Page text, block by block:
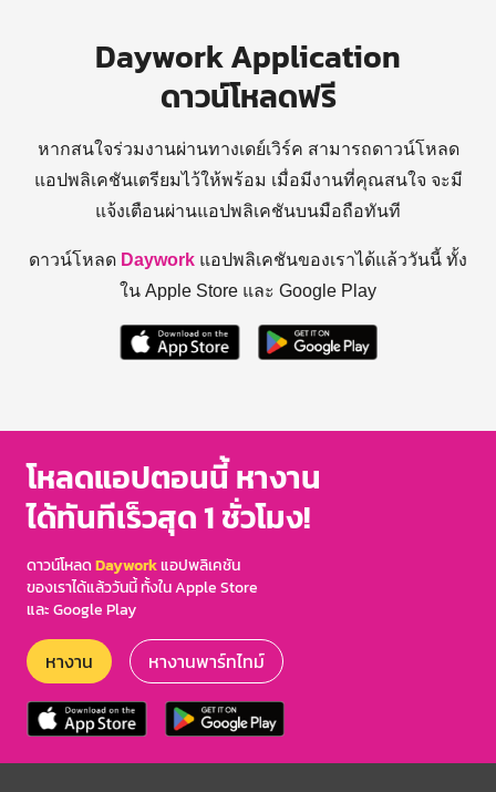
Daywork Application
ดาวน์โหลดฟรี
หากสนใจร่วมงานผ่านทางเดย์เวิร์ค สามารถดาวน์โหลด
แอปพลิเคชันเตรียมไว้ให้พร้อม เมื่อมีงานที่คุณสนใจ จะมี
แจ้งเตือนผ่านแอปพลิเคชันบนมือถือทันที
ดาวน์โหลด Daywork แอปพลิเคชันของเราได้แล้ววันนี้ ทั้ง
ใน Apple Store และ Google Play
โหลดแอปตอนนี้ หางาน
ได้ทันทีเร็วสุด 1 ชั่วโมง!
ดาวน์โหลดDayworkแอปพลิเคชัน
ของเราได้แล้ววันนี้ ทั้งใน Apple Store
และ Google Play
หางาน หางานพาร์ทไทม์